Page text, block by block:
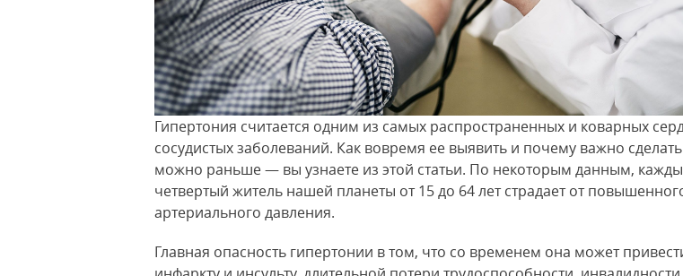
Гипертония считается одним из самых распространенных и коварных
сосудистых заболеваний. Как вовремя ее выявить и почему важно сделать
можно раньше — вы узнаете из этой статьи. По некоторым данным,
четвертый житель нашей планеты от 15 до 64 лет страдает от
артериального давления.
Главная опасность гипертонии в том, что со временем она может